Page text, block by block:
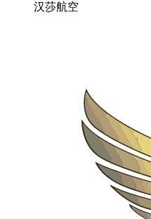
汉莎航空